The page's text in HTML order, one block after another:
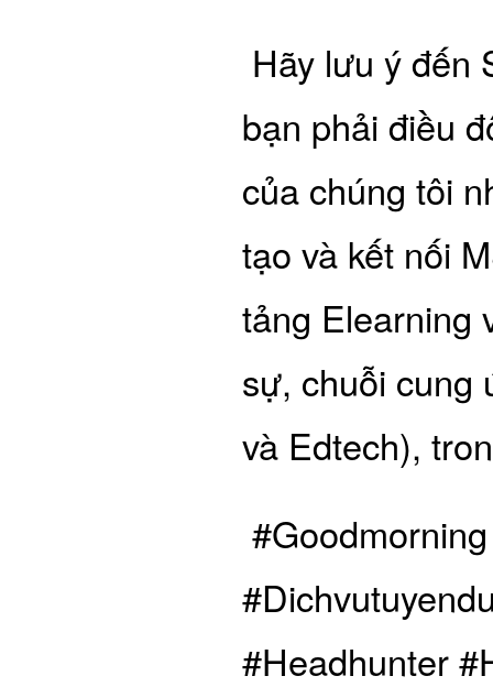
Hãy lưu ý đến
bạn phải điều
của chúng tôi
tạo và kết nối
tảng Elearning
sự, chuỗi cung
và Edtech),
#Headhunter​